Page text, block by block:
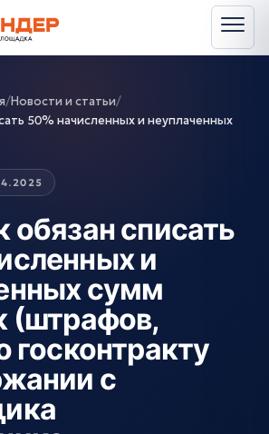
/Новости и статьи/
50% начисленных и неуплаченных
обязан списать
и
сумм
(штрафов,
госконтракту
с